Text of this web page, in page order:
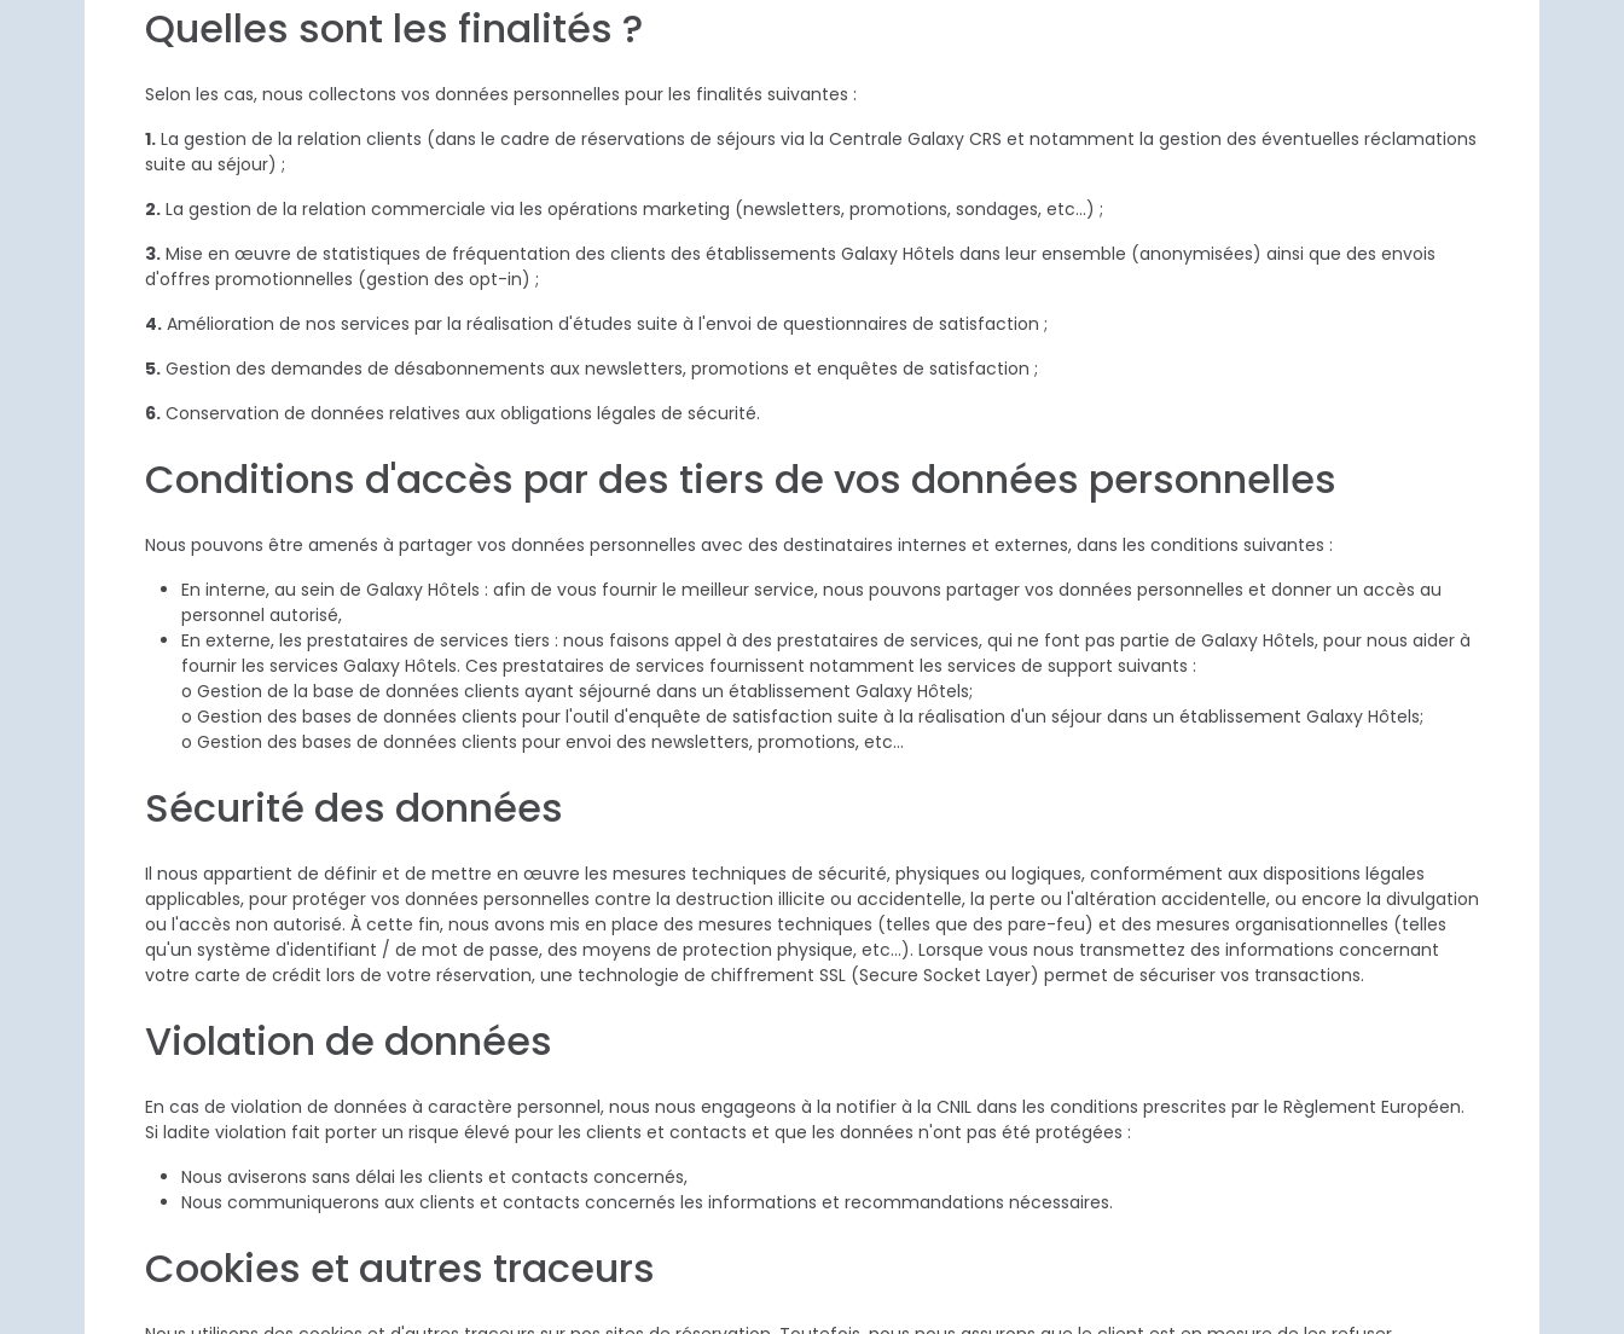
Quelles sont les finalités ?
Selon les cas, nous collectons vos données personnelles pour les finalités suivantes :
1. La gestion de la relation clients (dans le cadre de réservations de séjours via la Centrale Galaxy CRS et notamment la gestion des éventuelles réclamations
suite au séjour) ;
2. La gestion de la relation commerciale via les opérations marketing (newsletters, promotions, sondages, etc…) ;
3. Mise en œuvre de statistiques de fréquentation des clients des établissements Galaxy Hôtels dans leur ensemble (anonymisées) ainsi que des envois
d'offres promotionnelles (gestion des opt-in) ;
4. Amélioration de nos services par la réalisation d'études suite à l'envoi de questionnaires de satisfaction ;
5. Gestion des demandes de désabonnements aux newsletters, promotions et enquêtes de satisfaction ;
6. Conservation de données relatives aux obligations légales de sécurité.
Conditions d'accès par des tiers de vos données personnelles
Nous pouvons être amenés à partager vos données personnelles avec des destinataires internes et externes, dans les conditions suivantes :
En interne, au sein de Galaxy Hôtels : afin de vous fournir le meilleur service, nous pouvons partager vos données personnelles et donner un accès au
personnel autorisé,
En externe, les prestataires de services tiers : nous faisons appel à des prestataires de services, qui ne font pas partie de Galaxy Hôtels, pour nous aider à
fournir les services Galaxy Hôtels. Ces prestataires de services fournissent notamment les services de support suivants :
o Gestion de la base de données clients ayant séjourné dans un établissement Galaxy Hôtels;
o Gestion des bases de données clients pour l'outil d'enquête de satisfaction suite à la réalisation d'un séjour dans un établissement Galaxy Hôtels;
o Gestion des bases de données clients pour envoi des newsletters, promotions, etc…
Sécurité des données
Il nous appartient de définir et de mettre en œuvre les mesures techniques de sécurité, physiques ou logiques, conformément aux dispositions légales
applicables, pour protéger vos données personnelles contre la destruction illicite ou accidentelle, la perte ou l'altération accidentelle, ou encore la divulgation
ou l'accès non autorisé. À cette fin, nous avons mis en place des mesures techniques (telles que des pare-feu) et des mesures organisationnelles (telles
qu'un système d'identifiant / de mot de passe, des moyens de protection physique, etc…). Lorsque vous nous transmettez des informations concernant
votre carte de crédit lors de votre réservation, une technologie de chiffrement SSL (Secure Socket Layer) permet de sécuriser vos transactions.
Violation de données
En cas de violation de données à caractère personnel, nous nous engageons à la notifier à la CNIL dans les conditions prescrites par le Règlement Européen.
Si ladite violation fait porter un risque élevé pour les clients et contacts et que les données n'ont pas été protégées :
Nous aviserons sans délai les clients et contacts concernés,
Nous communiquerons aux clients et contacts concernés les informations et recommandations nécessaires.
Cookies et autres traceurs